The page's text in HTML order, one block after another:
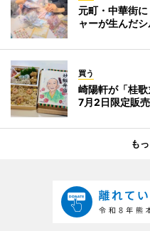
元町・中華街
ャーが生んだ
買う
崎陽軒が「桂
7月2日限定販売
も